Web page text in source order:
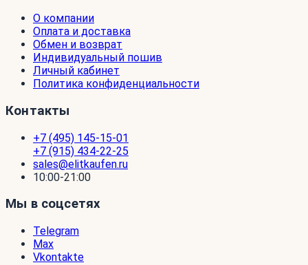
О компании
Оплата и доставка
Обмен и возврат
Индивидуальный пошив
Личный кабинет
Политика конфиденциальности
Контакты
+7 (495) 145-15-01
+7 (915) 434-22-25
sales@elitkaufen.ru
10:00-21:00
Мы в соцсетях
Telegram
Max
Vkontakte